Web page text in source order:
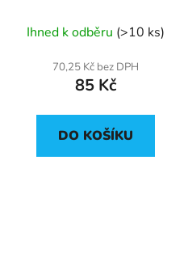
Ihned k odběru (>10 ks)
70,25 Kč bez DPH
85 Kč
DO KOŠÍKU